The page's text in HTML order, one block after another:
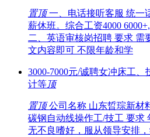
置顶一、电话接听客服 统一
薪休班。综合工资4000
二、英语审核岗招聘 要求 需
文内容即可 不限年龄和学
3000-7000元/诚聘女冲床工
计等顶
置顶公司名称 山东晢琮新材
碳钢自动线操作工/技工 要求
无不良嗜好，服从领导安排